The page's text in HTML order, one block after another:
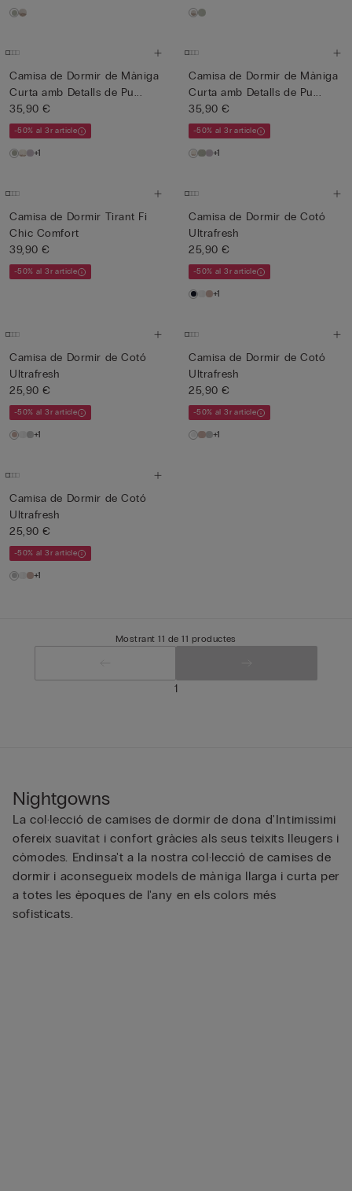
Camisa de Dormir de Màniga
Curta amb Detalls de Pu...
35,90 €
-50% al 3r article
+1
Camisa de Dormir de Màniga
Curta amb Detalls de Pu...
35,90 €
-50% al 3r article
+1
Camisa de Dormir Tirant Fi
Chic Comfort
39,90 €
-50% al 3r article
Camisa de Dormir de Cotó
Ultrafresh
25,90 €
-50% al 3r article
+1
Camisa de Dormir de Cotó
Ultrafresh
25,90 €
-50% al 3r article
+1
Camisa de Dormir de Cotó
Ultrafresh
25,90 €
-50% al 3r article
+1
Camisa de Dormir de Cotó
Ultrafresh
25,90 €
-50% al 3r article
+1
Mostrant 11 de 11 productes
1
Nightgowns
La col·lecció de camises de dormir de dona d'Intimissimi
ofereix suavitat i confort gràcies als seus teixits lleugers i
còmodes. Endinsa't a la nostra col·lecció de camises de
dormir i aconsegueix models de màniga llarga i curta per
a totes les èpoques de l'any en els colors més
sofisticats.